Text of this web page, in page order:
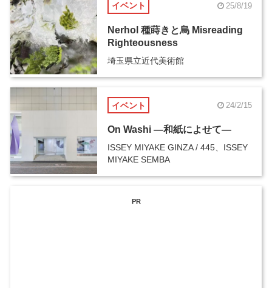
コラム イベント 25/8/19
Nerhol 種蒔きと烏 Misreading
Righteousness
埼玉県立近代美術館
イベント 24/2/15
On Washi ―和紙によせて―
ISSEY MIYAKE GINZA / 445、ISSEY
MIYAKE SEMBA
PR